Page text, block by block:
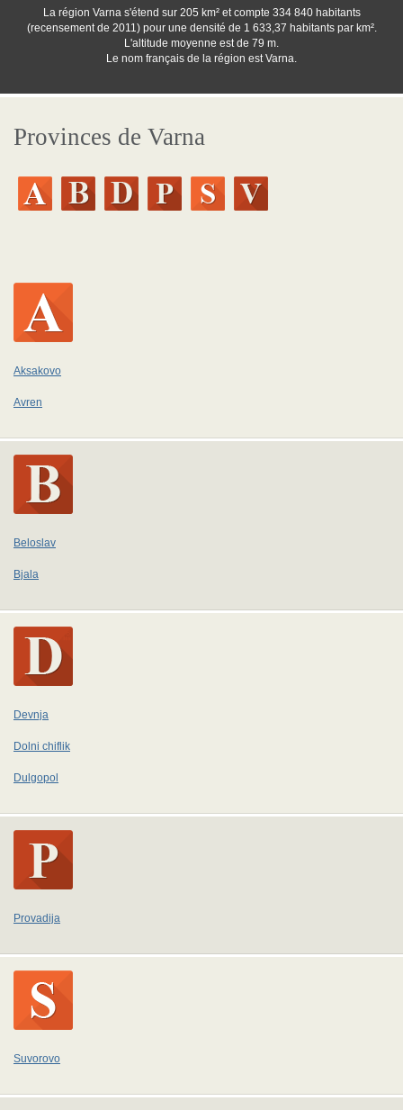
La région Varna s'étend sur 205 km² et compte 334 840 habitants
(recensement de 2011) pour une densité de 1 633,37 habitants par km².
L'altitude moyenne est de 79 m.
Le nom français de la région est Varna.
Provinces de Varna
Aksakovo
Avren
Beloslav
Bjala
Devnja
Dolni chiflik
Dulgopol
Provadija
Suvorovo